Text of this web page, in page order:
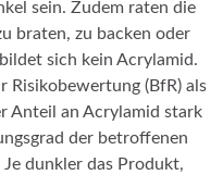
sein. Zudem raten die
braten, zu backen oder
sich kein Acrylamid.
Risikobewertung (BfR) als
Anteil an Acrylamid stark
der betroffenen
dunkler das Produkt,